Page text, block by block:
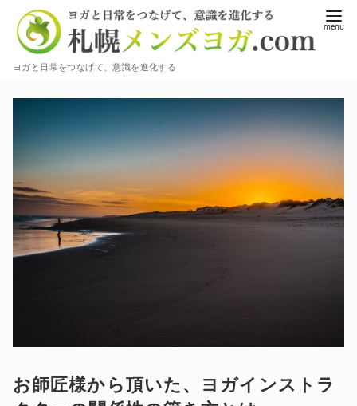
ヨガと日常をつなげて、意識を進化する
お師匠様から頂いた、ヨガインストラ